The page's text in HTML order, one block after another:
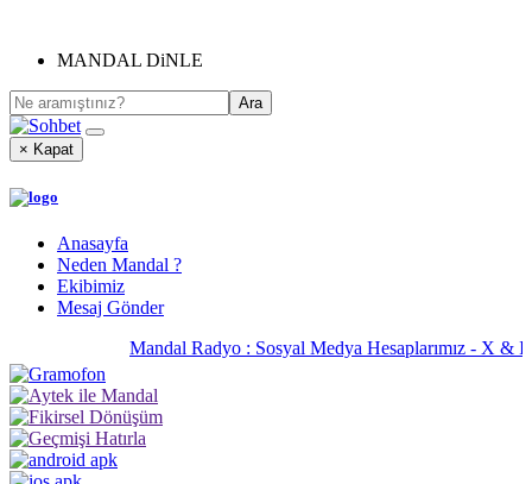
MANDAL DiNLE
× Kapat
Anasayfa
Neden Mandal ?
Ekibimiz
Mesaj Gönder
Mandal Radyo : Sosyal Medya Hesaplarımız - X &